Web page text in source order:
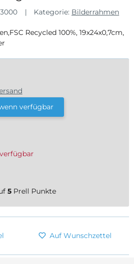
Kategorie: Bilderrahmen
Recycled 100%, 19x24x0,7cm,
verfügbar
5 Prell Punkte
Auf Wunschzettel